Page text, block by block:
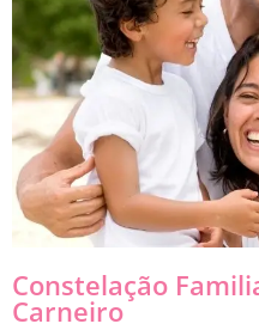
Constelação
Carneiro